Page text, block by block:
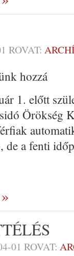
ROVAT:
hozzá
1. előtt
Örökség
de a fenti
01 ROVAT: